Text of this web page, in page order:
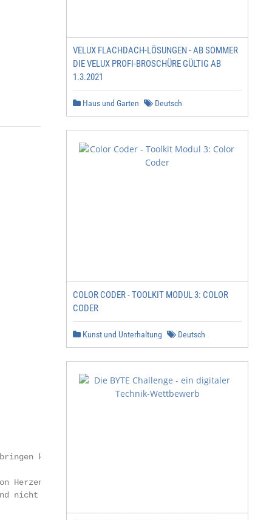
können. Wir
Herzen, dass Sie
den Mut ver-
VELUX FLACHDACH-LÖSUNGEN - AB SOMMER
DIE VELUX PROFI-BROSCHÜRE GÜLTIG AB
1.3.2021
Haus und Garten Deutsch
COLOR CODER - TOOLKIT MODUL 3: COLOR
CODER
Kunst und Unterhaltung Deutsch